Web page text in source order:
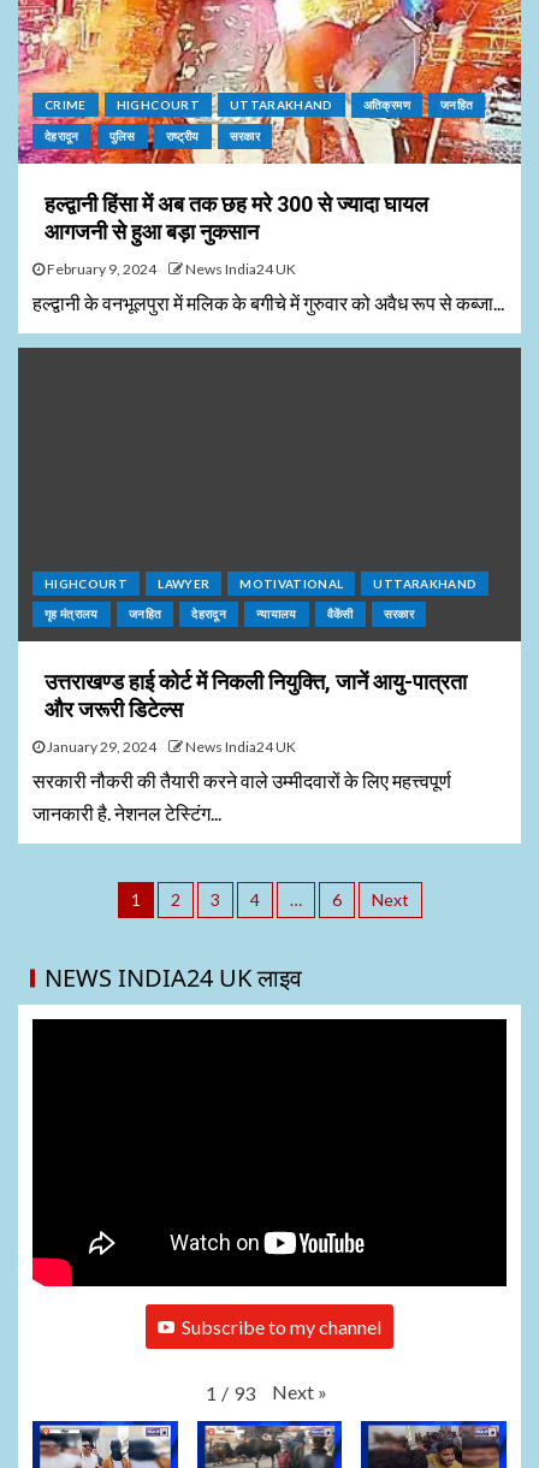
CRIME HIGHCOURT UTTARAKHAND अतिक्रमण जनहित
देहरादून पुलिस राष्ट्रीय सरकार
हल्द्वानी हिंसा में अब तक छह मरे 300 से ज्यादा घायल
आगजनी से हुआ बड़ा नुकसान
February 9, 2024 News India24 UK
हल्द्वानी के वनभूलपुरा में मलिक के बगीचे में गुरुवार को अवैध रूप से कब्जा...
HIGHCOURT LAWYER MOTIVATIONAL UTTARAKHAND
गृह मंत्रालय जनहित देहरादून न्यायालय वैकेंसी सरकार
उत्तराखण्ड हाई कोर्ट में निकली नियुक्ति, जानें आयु-पात्रता
और जरूरी डिटेल्स
January 29, 2024 News India24 UK
सरकारी नौकरी की तैयारी करने वाले उम्मीदवारों के लिए महत्त्वपूर्ण
जानकारी है. नेशनल टेस्टिंग...
1 2 3 4 … 6 Next
NEWS INDIA24 UK लाइव
Subscribe to my channel
1 / 93 Next »